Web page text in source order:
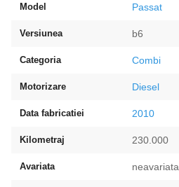
Model Passat
Versiunea b6
Categoria Combi
Motorizare Diesel
Data fabricatiei 2010
Kilometraj 230.000
Avariata neavariata